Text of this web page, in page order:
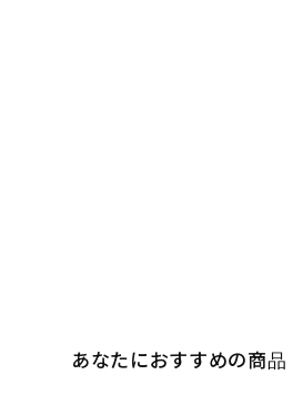
あなたにおすすめの商品